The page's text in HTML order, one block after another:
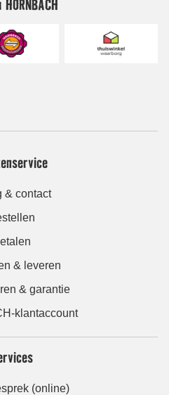
& contact
& leveren
& garantie
klantaccount
(online)